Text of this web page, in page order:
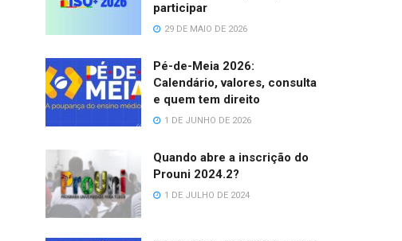
participar
29 DE MAIO DE 2026
Pé-de-Meia 2026:
Calendário, valores, consulta
e quem tem direito
1 DE JUNHO DE 2026
Quando abre a inscrição do
Prouni 2024.2?
1 DE JULHO DE 2024